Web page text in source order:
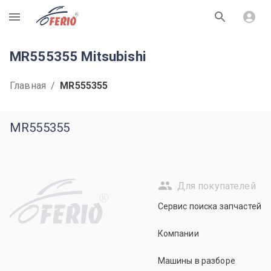
R
MR555355 Mitsubishi
Главная / MR555355
MR555355
R
Для покупателей
Сервис поиска запчастей
Компании
Машины в разборе